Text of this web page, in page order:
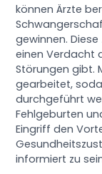
können Ärzte
gewinnen. Diese
einen Verdacht
Störungen gibt.
gearbeitet,
durchgeführt
Fehlgeburten
Eingriff den
informiert zu